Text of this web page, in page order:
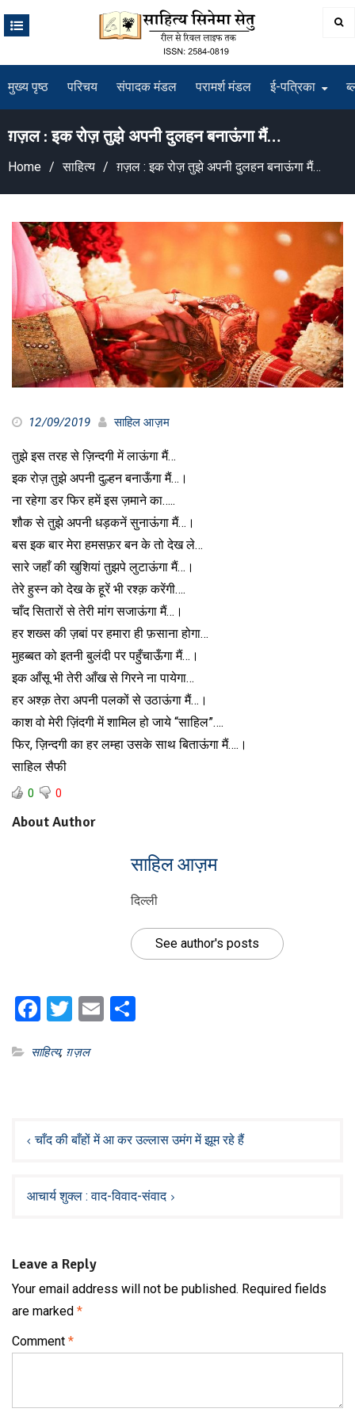
मुख्य पृष्ठ परिचय संपादक मंडल परामर्श मंडल ई-पत्रिका
ग़ज़ल : इक रोज़ तुझे अपनी दुलहन बनाऊंगा मैं…
Home साहित्य ग़ज़ल : इक रोज़ तुझे अपनी दुलहन बनाऊंगा मैं…
12/09/2019 साहिल आज़म
तुझे इस तरह से ज़िन्दगी में लाऊंगा मैं…
इक रोज़ तुझे अपनी दुल्हन बनाऊँगा मैं…।
ना रहेगा डर फिर हमें इस ज़माने का…..
शौक से तुझे अपनी धड़कनें सुनाऊंगा मैं…।
बस इक बार मेरा हमसफ़र बन के तो देख ले…
सारे जहाँ की खुशियां तुझपे लुटाऊंगा मैं…।
तेरे हुस्न को देख के हूरें भी रश्क़ करेंगी….
चाँद सितारों से तेरी मांग सजाऊंगा मैं…।
हर शख्स की ज़बां पर हमारा ही फ़साना होगा…
मुहब्बत को इतनी बुलंदी पर पहुँचाऊँगा मैं…।
इक आँसू भी तेरी आँख से गिरने ना पायेगा…
हर अश्क़ तेरा अपनी पलकों से उठाऊंगा मैं…।
काश वो मेरी ज़िंदगी में शामिल हो जाये “साहिल”….
फिर, ज़िन्दगी का हर लम्हा उसके साथ बिताऊंगा मैं….।
साहिल सैफी
0 0
About Author
साहिल आज़म
दिल्ली
See author's posts
Facebook
Twitter
Email
साहित्य, ग़ज़ल
navigation
चाँद की बाँहों में आ कर उल्लास उमंग में झूम रहे हैं
आचार्य शुक्ल : वाद-विवाद-संवाद
Leave a Reply
Your email address will not be published. Required fields
are marked *
Comment *